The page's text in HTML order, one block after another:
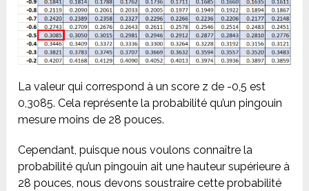
La valeur qui correspond à un score z de -0,5 est
0,3085. Cela représente la probabilité qu’un pingouin
mesure moins de 28 pouces.
Cependant, puisque nous voulons connaître la
probabilité qu’un pingouin ait une hauteur supérieure à
28 pouces, nous devons soustraire cette probabilité